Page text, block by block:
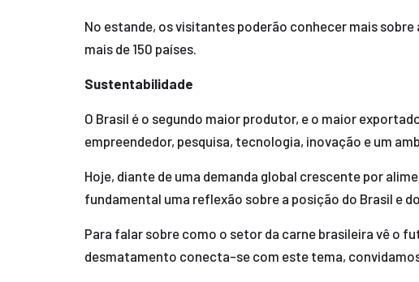
No estande, os visitantes poderão conhecer mais
mais de 150 países.
Sustentabilidade
O Brasil é o segundo maior produtor, e o maior
empreendedor, pesquisa, tecnologia, inovação e um
Hoje, diante de uma demanda global crescente por
fundamental uma reflexão sobre a posição do Brasil e
Para falar sobre como o setor da carne brasileira vê o
desmatamento conecta-se com este tema,